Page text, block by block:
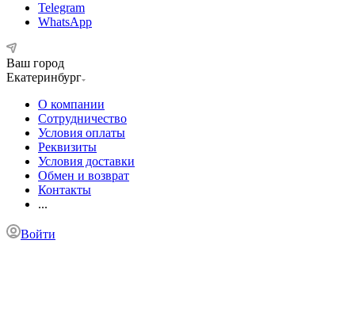
Telegram
WhatsApp
Ваш город
Екатеринбург
О компании
Сотрудничество
Условия оплаты
Реквизиты
Условия доставки
Обмен и возврат
Контакты
...
Войти